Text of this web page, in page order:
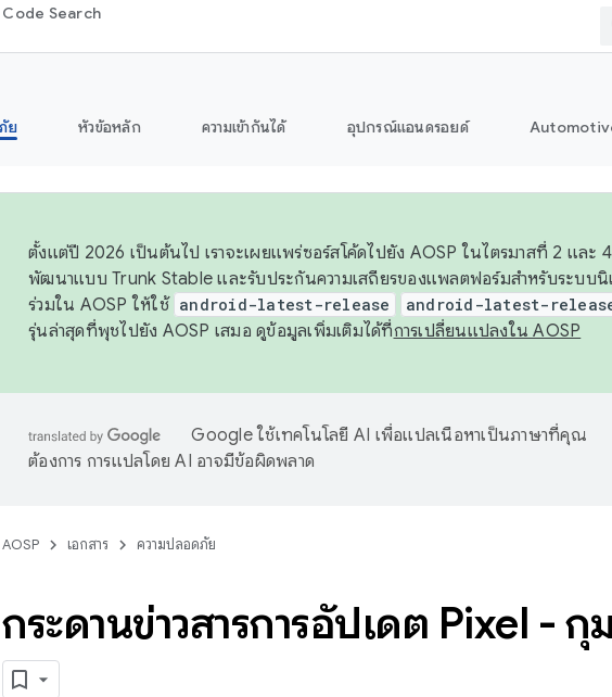
Search
ย หัวข้อหลัก ความเข้ากันได้ อุปกรณ์แอนดรอยด์
ตั้งแต่ปี 2026 เป็นต้นไป เราจะเผยแพร่ซอร์สโค้ดไปยัง AOSP ในไตรมาสที่ 2 และ
พัฒนาแบบ Trunk Stable และรับประกันความเสถียรของแพลตฟอร์มสำหรับระบบนิ
ร่วมใน AOSP ให้ใช้ android-latest-release android-latest-
รุ่นล่าสุดที่พุชไปยัง AOSP เสมอ ดูข้อมูลเพิ่มเติมได้ที่การเปลี่ยนแปลงใน AOSP
Google ใช้เทคโนโลยี AI เพื่อแปลเนื้อหาเป็นภาษาที่คุณ
ต้องการ การแปลโดย AI อาจมีข้อผิดพลาด
AOSP เอกสาร ความปลอดภัย
กระดานข่าวสารการอัปเดต Pixel -